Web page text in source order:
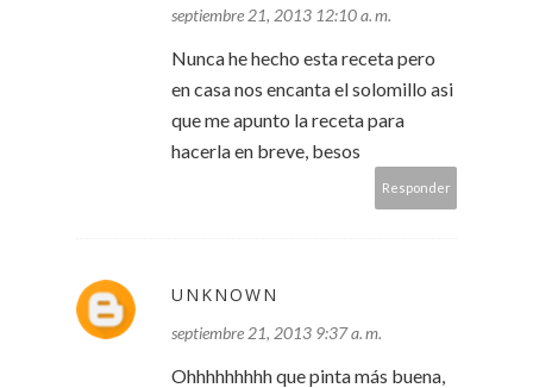
septiembre 21, 2013 12:10 a. m.
Nunca he hecho esta receta pero
en casa nos encanta el solomillo asi
que me apunto la receta para
hacerla en breve, besos
Responder
UNKNOWN
septiembre 21, 2013 9:37 a. m.
Ohhhhhhhhh que pinta más buena,